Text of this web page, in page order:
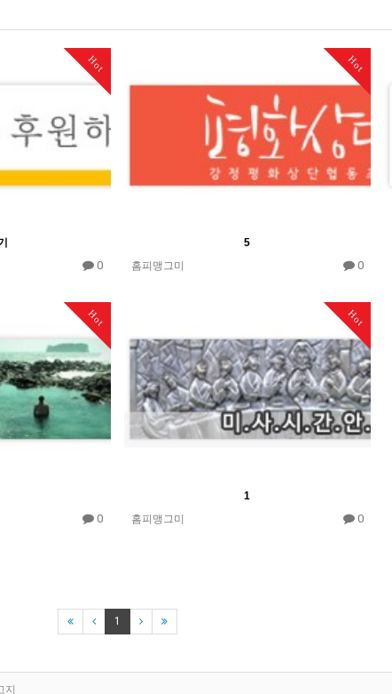
Hot
0
Hot
5
홈피맹그미
0
Hot
0
Hot
1
홈피맹그미
0
1
지